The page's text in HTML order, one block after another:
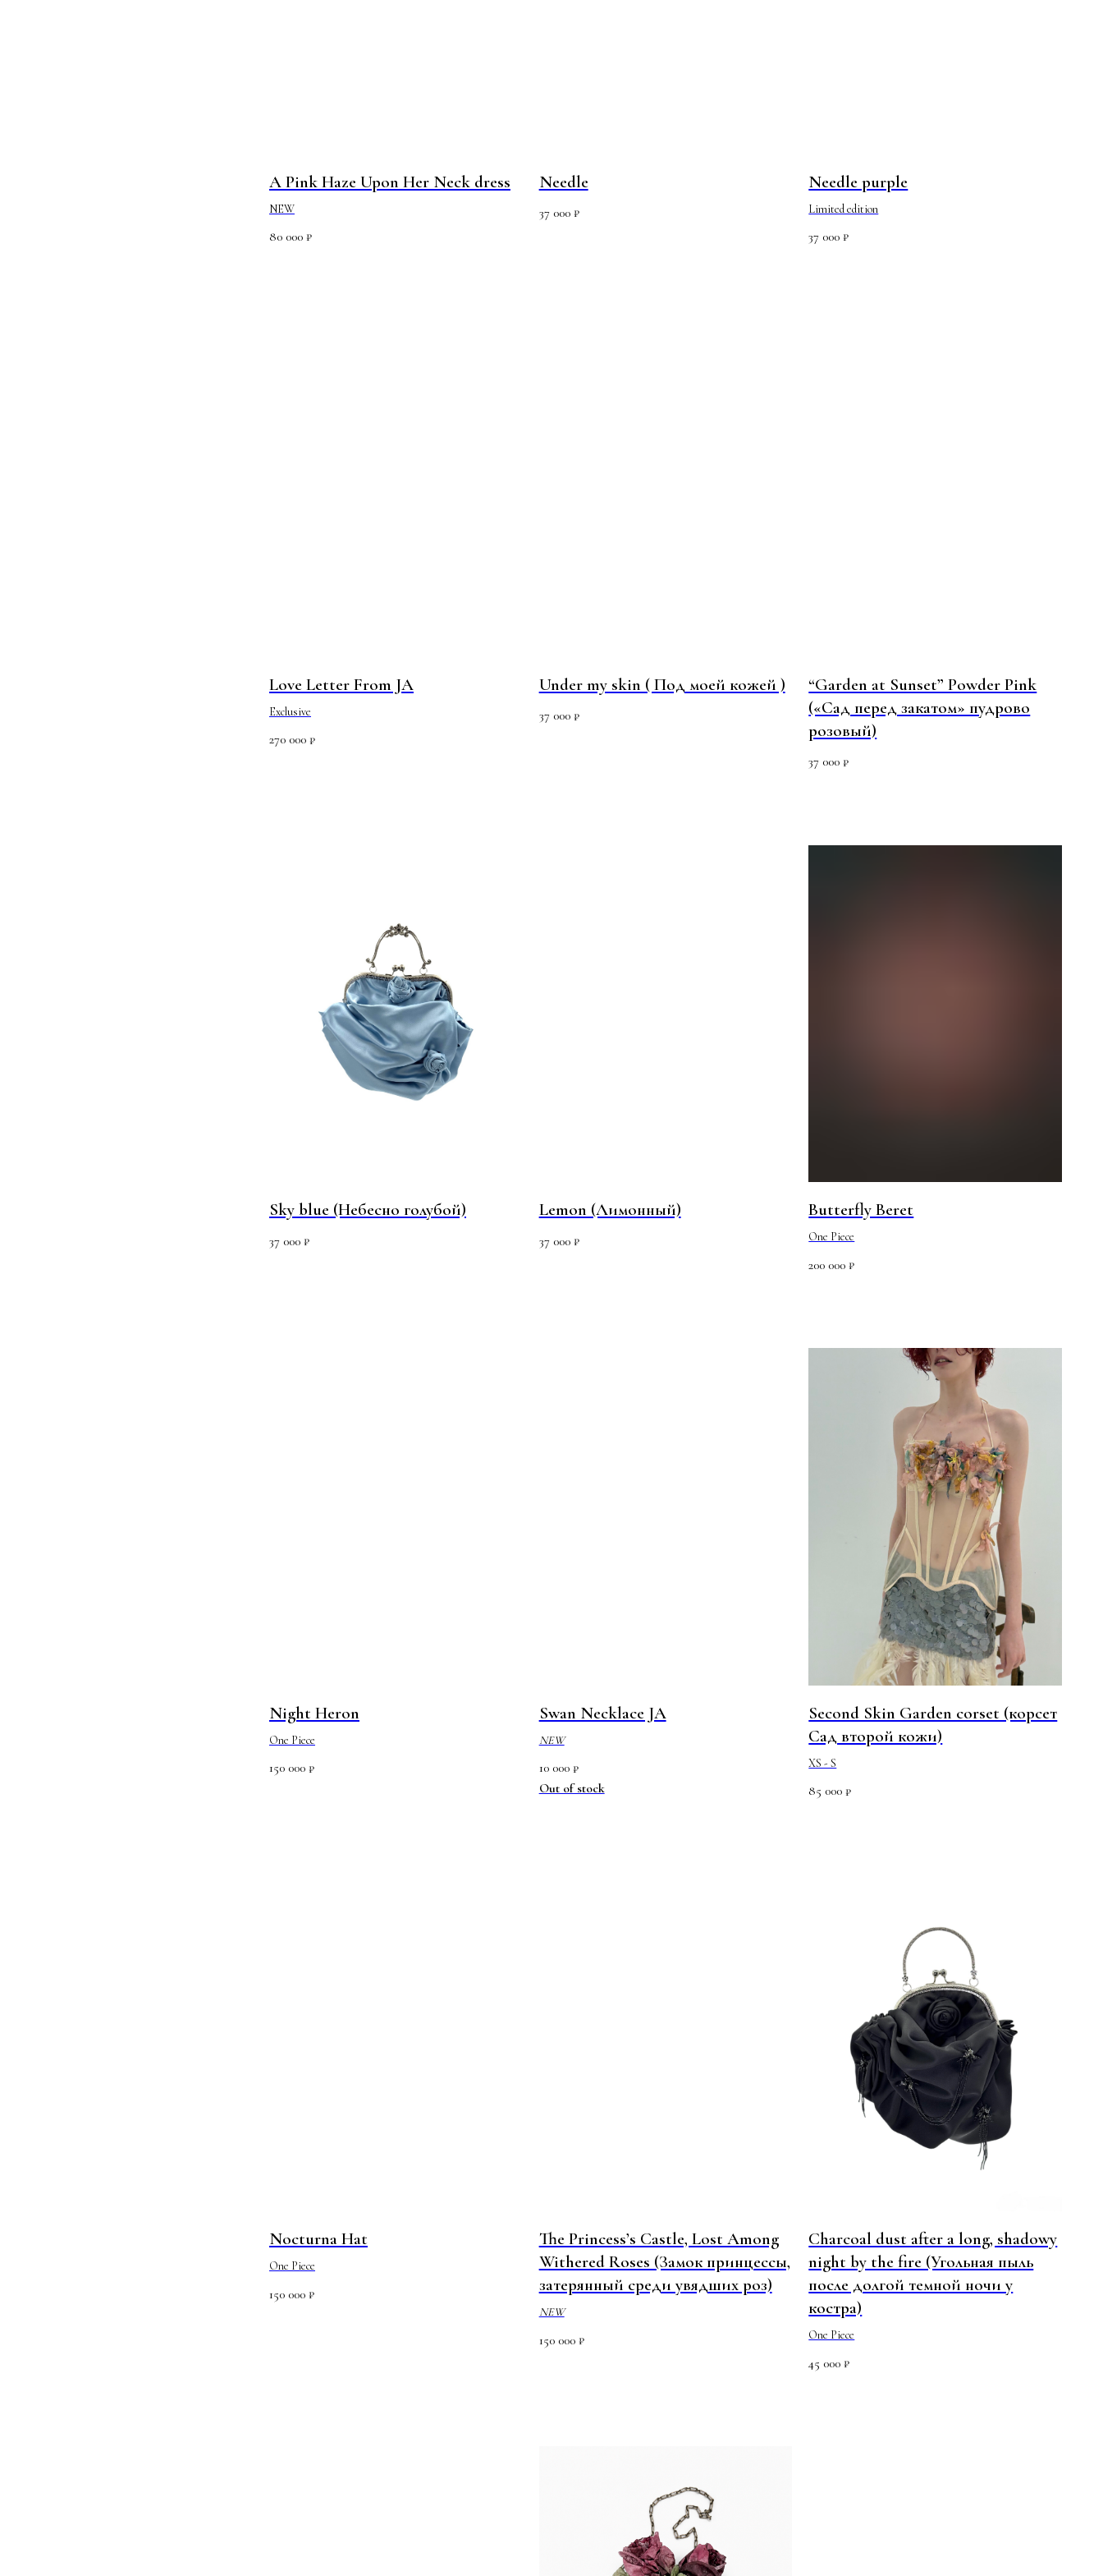
A Pink Haze Upon Her Neck dress
NEW
80 000 ₽
Needle
37 000 ₽
Needle purple
Limited edition
37 000 ₽
Love Letter From JA
Exclusive
270 000 ₽
Under my skin ( Под моей кожей )
37 000 ₽
“Garden at Sunset” Powder Pink
(«Сад перед закатом» пудрово
розовый)
37 000 ₽
Sky blue (Небесно голубой)
37 000 ₽
Lemon (Лимонный)
37 000 ₽
Butterfly Beret
One Piece
200 000 ₽
Night Heron
One Piece
150 000 ₽
Swan Necklace JA
NEW
10 000 ₽
Out of stock
Second Skin Garden corset (корсет
Сад второй кожи)
XS - S
85 000 ₽
Nocturna Hat
One Piece
150 000 ₽
The Princess’s Castle, Lost Among
Withered Roses (Замок принцессы,
затерянный среди увядших роз)
NEW
150 000 ₽
Charcoal dust after a long, shadowy
night by the fire (Угольная пыль
после долгой темной ночи у
костра)
One Piece
45 000 ₽